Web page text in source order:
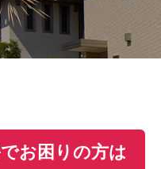
お困りの方は